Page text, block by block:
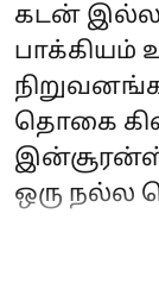
கடன்
பாக்கியம்
தொகை
இன்சூரன்ஸ்
ஒரு நல்ல